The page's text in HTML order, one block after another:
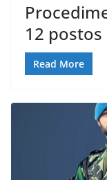
12
Read More